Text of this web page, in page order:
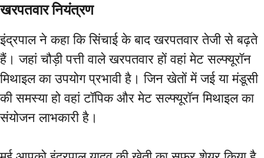
खरपतवार नियंत्रण
इंद्रपाल ने कहा कि सिंचाई के बाद खरपतवार तेजी से बढ़ते
हैं। जहां चौड़ी पत्ती वाले खरपतवार हों वहां मेट सल्फ्यूरॉन
मिथाइल का उपयोग प्रभावी है। जिन खेतों में जई या मंडूसी
की समस्या हो वहां टॉपिक और मेट सल्फ्यूरॉन मिथाइल का
संयोजन लाभकारी है।